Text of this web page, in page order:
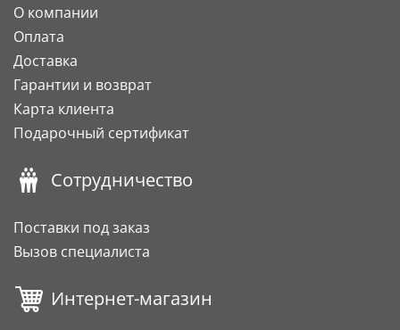
О компании
Оплата
Доставка
Гарантии и возврат
Карта клиента
Подарочный сертификат
Сотрудничество
Поставки под заказ
Вызов специалиста
Интернет-магазин